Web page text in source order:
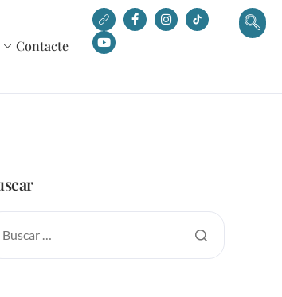
Contacte